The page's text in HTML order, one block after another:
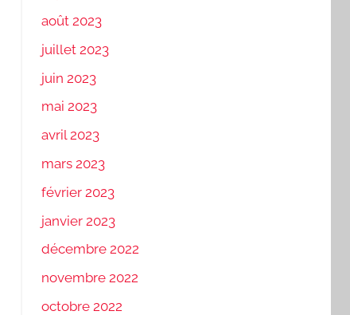
août 2023
juillet 2023
juin 2023
mai 2023
avril 2023
mars 2023
février 2023
janvier 2023
décembre 2022
novembre 2022
octobre 2022